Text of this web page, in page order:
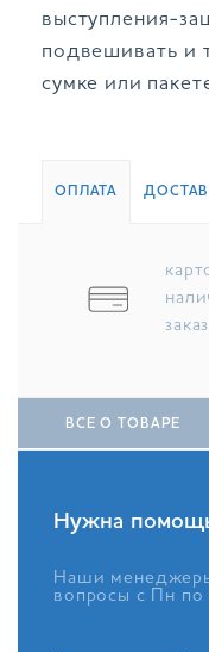
выступления-
подвешивать и
сумке или
ОПЛАТА
ВСЕ О ТОВАРЕ
Нужна
Наши
вопросы с Пн